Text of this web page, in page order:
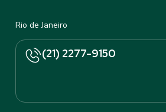
Rio de Janeiro
(21) 2277-9150